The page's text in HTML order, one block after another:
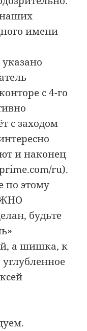
наших
имени
с 4-го
с заходом
и наконец
ru).
по этому
будьте
а шишка, к